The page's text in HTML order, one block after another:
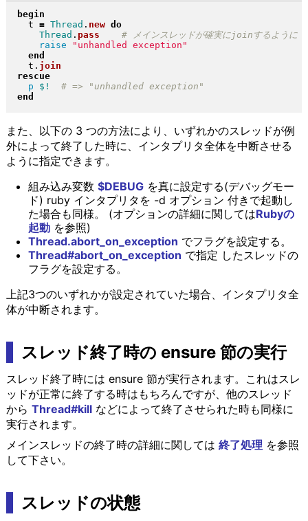
begin
  t
= Thread . new do
Thread . pass
# メインスレッドが確実にjoinするように
raise
" unhandled exception "
end
  t
. join
rescue
p
$!
end
また、以下の 3 つの方法により、いずれかのスレッドが例
外によって終了した時に、インタプリタ全体を中断させる
ように指定できます。
組み込み変数 $DEBUGを真に設定する(デバッグモー
ド) ruby インタプリタを -d オプション 付きで起動し
た場合も同様。 (オプションの詳細に関してはRubyの
起動を参照)
Thread.abort_on_exception でフラグを設定する。
Thread#abort_on_exception で指定 したスレッドの
フラグを設定する。
上記3つのいずれかが設定されていた場合、インタプリタ全
体が中断されます。
スレッド終了時の ensure 節の実行
スレッド終了時には ensure 節が実行されます。これはスレ
ッドが正常に終了する時はもちろんですが、他のスレッド
から Thread#killなどによって終了させられた時も同様に
実行されます。
メインスレッドの終了時の詳細に関しては 終了処理 を参照
して下さい。
スレッドの状態